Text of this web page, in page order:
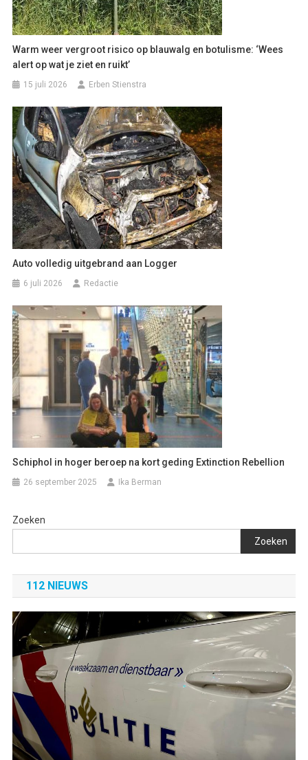
Warm weer vergroot risico op blauwalg en botulisme: ‘Wees
alert op wat je ziet en ruikt’
15 juli 2026 Erben Stienstra
Auto volledig uitgebrand aan Logger
6 juli 2026 Redactie
Schiphol in hoger beroep na kort geding Extinction Rebellion
26 september 2025 Ika Berman
Zoeken
Zoeken
112 NIEUWS